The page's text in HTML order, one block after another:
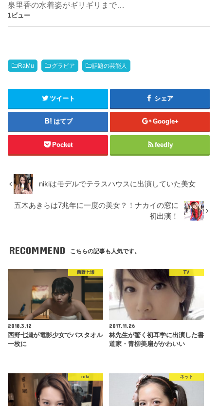
泉里香の水着姿がギリギリまで…
1ビュー
RaMu グラビア 話題の芸能人
ツイート シェア
はてブ Google+
Pocket feedly
nikiはモデルでテラスハウスに出演していた美女
五木あきらは7兆年に一度の美女？！ナカイの窓に
初出演！
RECOMMEND こちらの記事も人気です。
西野七瀬
2018.3.12
西野七瀬が電影少女でバスタオル
一枚に
TV
2017.11.26
林先生が驚く初耳学に出演した書
道家・青柳美扇がかわいい
niki ネット